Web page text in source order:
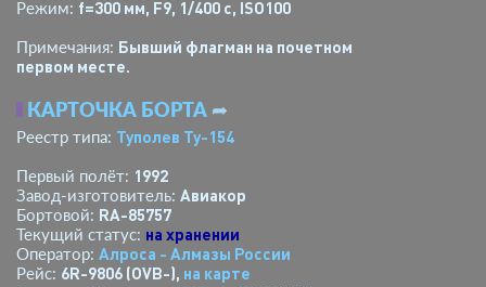
Режим: f=300 мм, F9, 1/400 с, ISO100
Примечания: Бывший флагман на почетном
первом месте.
КАРТОЧКА БОРТА ➦
Реестр типа: Туполев Ту-154
Первый полёт: 1992
Завод-изготовитель: Авиакор
Бортовой: RA-85757
Текущий статус: на хранении
Оператор: Алроса - Алмазы России
Рейс: 6R-9806 (OVB-), на карте